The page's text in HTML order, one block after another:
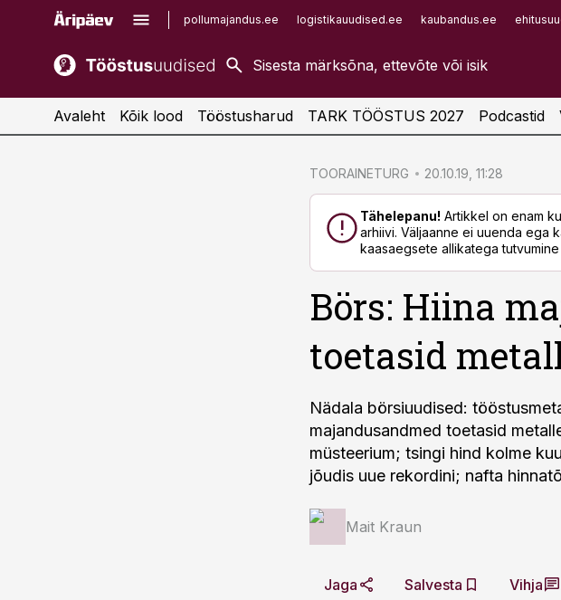
pollumajandus.ee logistikauudised.ee kaubandus.ee
kaubandus.ee
kinnisvarauudised.ee
imelineajalugu.ee
Infopank
Avaleht Kõik lood Tööstusharud TARK TÖÖSTUS 2027 Podcastid
TOORAINETURG 20.10.19, 11:28
Tähelepanu! Artikkel on enam
arhiivi. Väljaanne ei uuenda ega
kaasaegsete allikatega tutvumine
Börs: Hiina
toetasid
Nädala börsiuudised:
majandusandmed toetasid
müsteerium; tsingi hind kolme
jõudis uue rekordini; nafta
Mait Kraun
Jaga Salvesta Vihja